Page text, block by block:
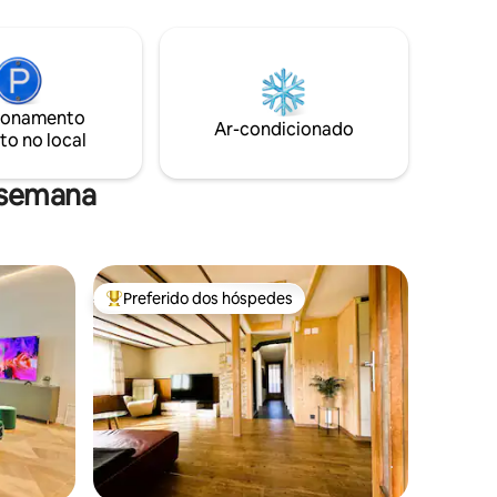
com um
ao lago e oferece uma vista
deslumbrante de 180°, que pode ser
apreciada a partir do grande terraço,
bem iluminado e acolhedor, enquanto se
no local
Ar-condicionado
Entre os melhores preferidos dos hóspedes
Preferido dos hóspedes